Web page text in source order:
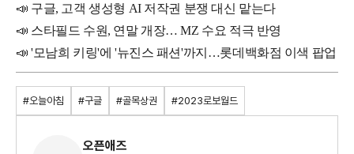
📣 구글, 고객 생성형 AI 저작권 분쟁 대신 맡는다
📣 스타필드 수원, 연말 개장… MZ 수요 적극 반영
📣'모남희 키링'에 '뉴진스 패션'까지…롯데백화점 이색 팝업
#오늘아침 #구글 #골목상권 #2023로보월드
오픈애즈